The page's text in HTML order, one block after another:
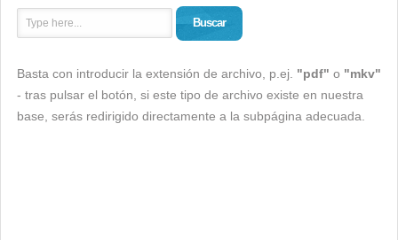
Buscar
Basta con introducir la extensión de archivo, p.ej. "pdf" o "mkv"
- tras pulsar el botón, si este tipo de archivo existe en nuestra
base, serás redirigido directamente a la subpágina adecuada.